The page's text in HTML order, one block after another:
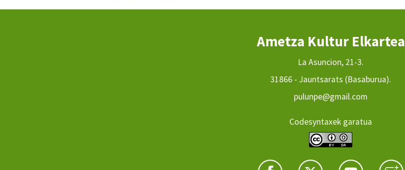
Ametza Kultur Elkartea
La Asuncion, 21-3.
31866 - Jauntsarats (Basaburua).
pulunpe@gmail.com
Codesyntaxek garatua